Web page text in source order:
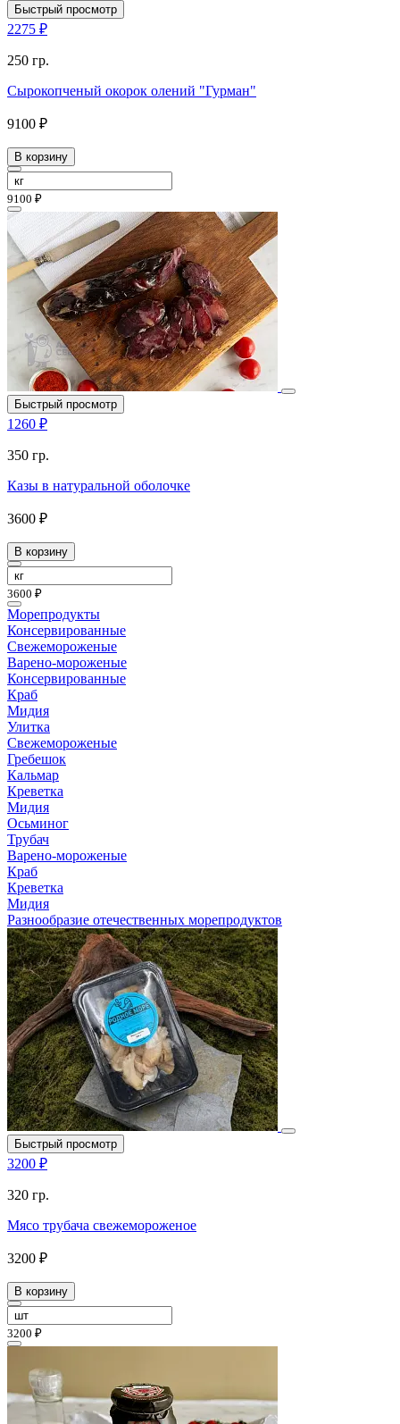
Быстрый просмотр
2275 ₽
250 гр.
Сырокопченый окорок олений "Гурман"
9100 ₽
В корзину
9100 ₽
Быстрый просмотр
1260 ₽
350 гр.
Казы в натуральной оболочке
3600 ₽
В корзину
3600 ₽
Морепродукты
Консервированные
Свежемороженые
Варено-мороженые
Консервированные
Краб
Мидия
Улитка
Свежемороженые
Гребешок
Кальмар
Креветка
Мидия
Осьминог
Трубач
Варено-мороженые
Краб
Креветка
Мидия
Разнообразие отечественных морепродуктов
Быстрый просмотр
3200 ₽
320 гр.
Мясо трубача свежемороженое
3200 ₽
В корзину
3200 ₽